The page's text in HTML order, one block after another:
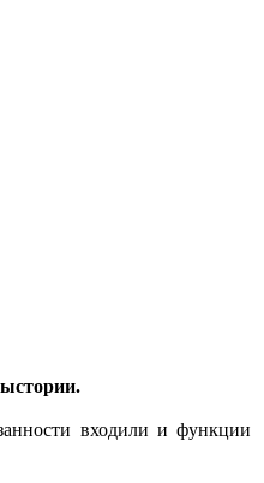
входили и функции